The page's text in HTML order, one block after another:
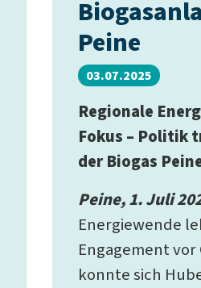
Peine
03.07.2025
Regionale
Fokus – Politik
der Biogas
Peine, 1. Juli
Energiewende
Engagement vor
konnte sich